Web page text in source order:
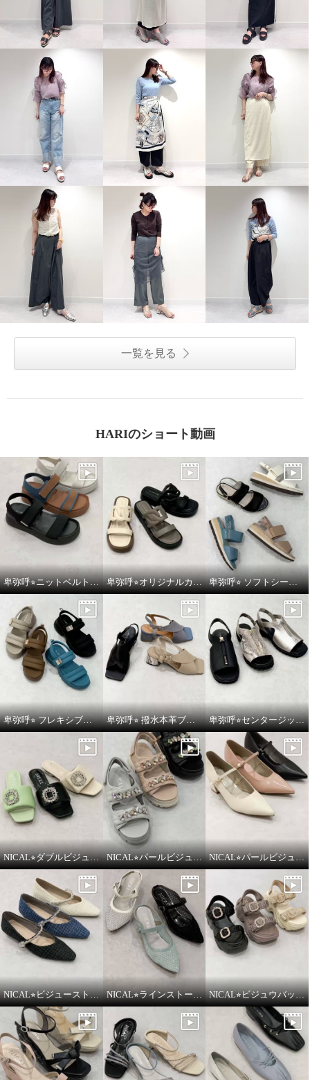
一覧を見る
HARIのショート動画
卑弥呼⭐︎ニットベルトスポーツサンダルをご紹介いたします。 卑弥呼⭐︎オリジナルカットワークボリュームソールサンダルをご紹介いたします。 卑弥呼⭐︎ ソフトシープレザーフレキシブルベルトパデットサンダルをご紹介いたします。
卑弥呼⭐︎ フレキシブルベルト厚底パデットサンダルをご紹介いたします。 卑弥呼⭐︎ 撥水本革ブロックヒールカバードクロスサンダルをご紹介いたします。 卑弥呼⭐︎センタージッププラットフォームサンダルをご紹介いたします。
NICAL⭐︎ダブルビジューパデッドミュールサンダルをご紹介いたします。 NICAL⭐︎パールビジュー×キルティングボリュームサンダルをご紹介いたします。 NICAL⭐︎パールビジュウアクセントメリージェーンパンプスをご紹介いたします。
NICAL⭐︎ビジューストラップツィードパンプスをご紹介いたします。 NICAL⭐︎ラインストーンシアーミュールをご紹介いたします。 NICAL⭐︎ビジュウバックル×サテンベルトボリュームをご紹介いたします。